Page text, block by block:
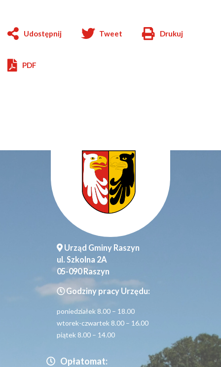
Udostępnij Tweet
Will
Drukuj
PDF
Urząd Gminy Raszyn
ul. Szkolna 2A
05-090 Raszyn
Godziny pracy Urzędu:
poniedziałek 8.00 – 18.00
wtorek-czwartek 8.00 – 16.00
piątek 8.00 – 14.00
Opłatomat: